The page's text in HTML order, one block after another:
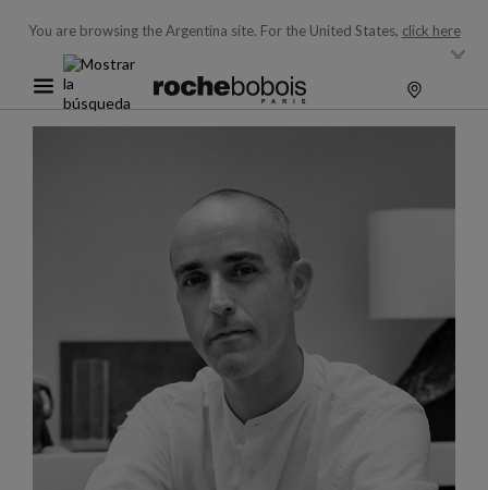
You are browsing the Argentina site. For the United States, click here